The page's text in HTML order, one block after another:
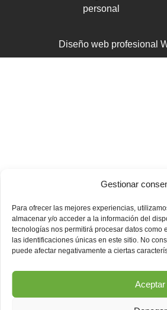
Gestionar
Para ofrecer las mejores experiencias,
almacenar y/o acceder a la información del
tecnologías nos permitirá procesar datos como
las identificaciones únicas en este sitio. No
puede afectar negativamente a ciertas
Aceptar
personal
Diseño web profesional